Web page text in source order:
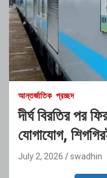
আন্তর্জাতিক প্রচ্ছদ
দীর্ঘ বিরতির পর
যোগাযোগ,
July 2, 2026 swadhin